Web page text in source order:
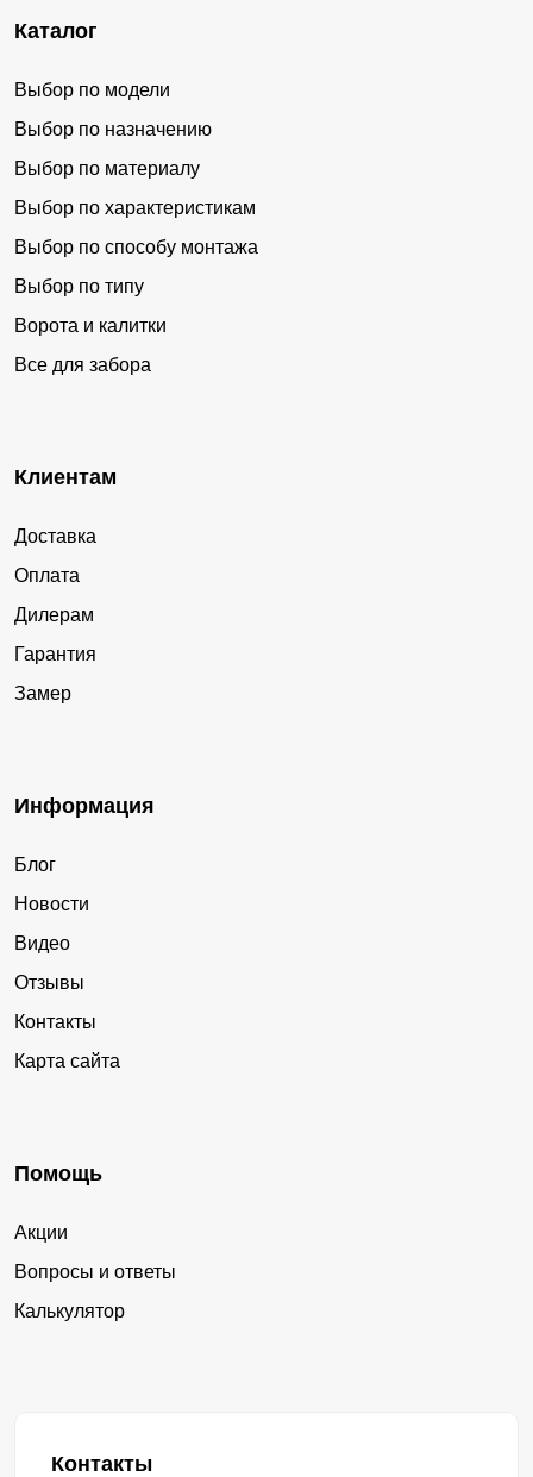
Каталог
Выбор по модели
Выбор по назначению
Выбор по материалу
Выбор по характеристикам
Выбор по способу монтажа
Выбор по типу
Ворота и калитки
Все для забора
Клиентам
Доставка
Оплата
Дилерам
Гарантия
Замер
Информация
Блог
Новости
Видео
Отзывы
Контакты
Карта сайта
Помощь
Акции
Вопросы и ответы
Калькулятор
Контакты